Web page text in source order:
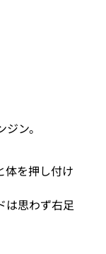
ン。
体を押し付け
は思わず右足